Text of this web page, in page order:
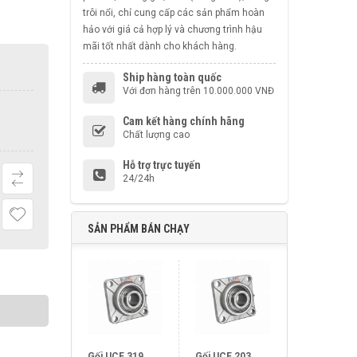
trôi nổi, chỉ cung cấp các sản phẩm hoàn
hảo với giá cả hợp lý và chương trình hậu
mãi tốt nhất dành cho khách hàng.
Ship hàng toàn quốc
Với đơn hàng trên 10.000.000 VNĐ
Cam kết hàng chính hãng
Chất lượng cao
Hỗ trợ trực tuyến
24/24h
SẢN PHẨM BÁN CHẠY